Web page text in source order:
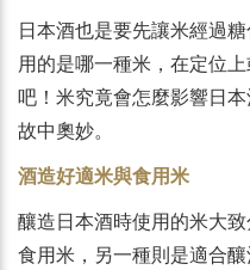
日本酒也是要先讓米經過
用的是哪一種米，在定位
吧！米究竟會怎麼影響日
故中奧妙。
酒造好適米與食用米
釀造日本酒時使用的米大
食用米，另一種則是適合釀